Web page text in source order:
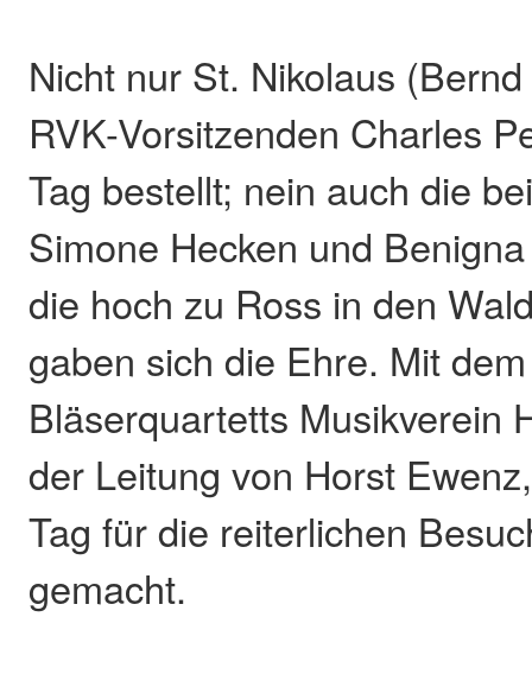
Nicht nur St. Nikolaus
RVK-Vorsitzenden Charles
Tag bestellt; nein auch die
Simone Hecken und
die hoch zu Ross in den
gaben sich die Ehre. Mit
Bläserquartetts Musikverein
der Leitung von Horst
Tag für die reiterlichen
gemacht.